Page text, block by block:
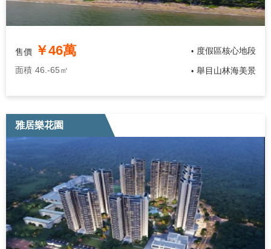
售價 ￥46萬
面積 46.-65㎡
• 度假區核心地段
• 舉目山林海美景
雅居樂花園